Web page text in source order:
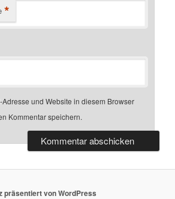
*
Adresse und Website in diesem Browser
Kommentar speichern.
präsentiert von WordPress